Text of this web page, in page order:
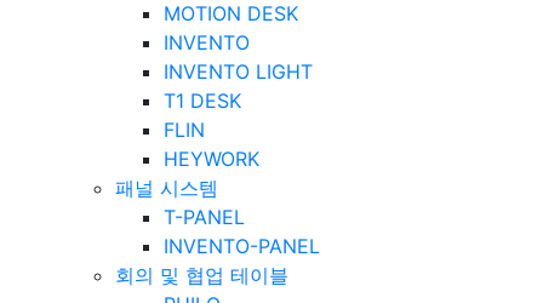
MOTION DESK
INVENTO
INVENTO LIGHT
T1 DESK
FLIN
HEYWORK
패널 시스템
T-PANEL
INVENTO-PANEL
회의 및 협업 테이블